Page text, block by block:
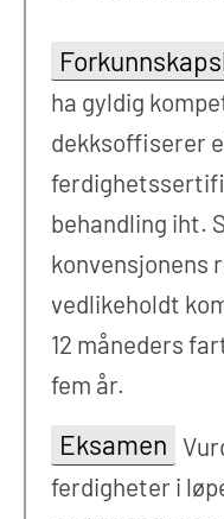
ha gyldig
dekksoffiserer
behandling iht.
konvensjonens
vedlikeholdt
12 måneders
fem år.
Eksamen
ferdigheter i